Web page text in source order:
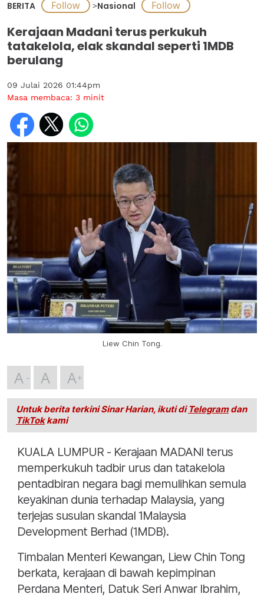
BERITA >Nasional
Kerajaan Madani terus perkukuh
tatakelola, elak skandal seperti 1MDB
berulang
09 Julai 2026 01:44pm
Masa membaca: 3 minit
Liew Chin Tong.
A A A
Untuk berita terkini Sinar Harian, ikuti di Telegramdan
TikTokkami
KUALA LUMPUR - Kerajaan MADANI terus
memperkukuh tadbir urus dan tatakelola
pentadbiran negara bagi memulihkan semula
keyakinan dunia terhadap Malaysia, yang
terjejas susulan skandal 1Malaysia
Development Berhad (1MDB).
Timbalan Menteri Kewangan, Liew Chin Tong
berkata, kerajaan di bawah kepimpinan
Perdana Menteri, Datuk Seri Anwar Ibrahim,